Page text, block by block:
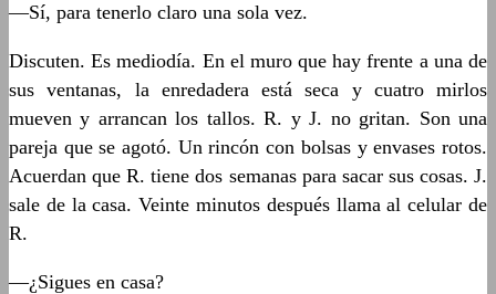
—Sí, para tenerlo claro una sola vez.
Discuten. Es mediodía. En el muro que hay frente a una de
sus ventanas, la enredadera está seca y cuatro mirlos
mueven y arrancan los tallos. R. y J. no gritan. Son una
pareja que se agotó. Un rincón con bolsas y envases rotos.
Acuerdan que R. tiene dos semanas para sacar sus cosas. J.
sale de la casa. Veinte minutos después llama al celular de
R.
—¿Sigues en casa?